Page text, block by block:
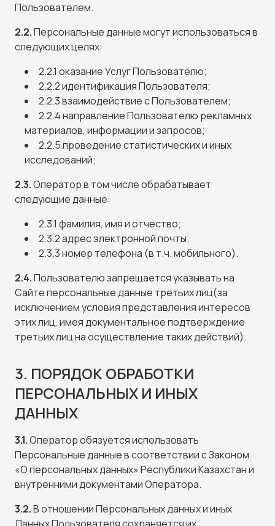
Пользователем.
2.2.Персональные данные могут использоваться в
следующих целях:
2.2.1 оказание Услуг Пользователю;
2.2.2 идентификация Пользователя;
2.2.3 взаимодействие с Пользователем;
2.2.4 направление Пользователю рекламных
материалов, информации и запросов;
2.2.5 проведение статистических и иных
исследований;
2.3.Оператор в том числе обрабатывает
следующие данные:
2.3.1 фамилия, имя и отчество;
2.3.2 адрес электронной почты;
2.3.3 номер телефона (в т.ч. мобильного).
2.4.Пользователю запрещается указывать на
Сайте персональные данные третьих лиц(за
исключением условия представления интересов
этих лиц, имея документальное подтверждение
третьих лиц на осуществление таких действий).
3. ПОРЯДОК ОБРАБОТКИ
ПЕРСОНАЛЬНЫХ И ИНЫХ
ДАННЫХ
3.1.Оператор обязуется использовать
Персональные данные в соответствии с Законом
«О персональных данных» Республики Казахстан и
внутренними документами Оператора.
3.2.В отношении Персональных данных и иных